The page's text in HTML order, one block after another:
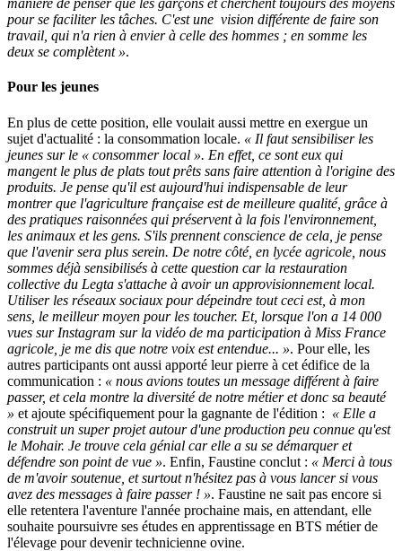
manière de penser que les garçons et cherchent toujours des moyens
pour se faciliter les tâches. C'est une vision différente de faire son
travail, qui n'a rien à envier à celle des hommes ; en somme les
deux se complètent ».
Pour les jeunes
En plus de cette position, elle voulait aussi mettre en exergue un
sujet d'actualité : la consommation locale. « Il faut sensibiliser les
jeunes sur le « consommer local ». En effet, ce sont eux qui
mangent le plus de plats tout prêts sans faire attention à l'origine des
produits. Je pense qu'il est aujourd'hui indispensable de leur
montrer que l'agriculture française est de meilleure qualité, grâce à
des pratiques raisonnées qui préservent à la fois l'environnement,
les animaux et les gens. S'ils prennent conscience de cela, je pense
que l'avenir sera plus serein. De notre côté, en lycée agricole, nous
sommes déjà sensibilisés à cette question car la restauration
collective du Legta s'attache à avoir un approvisionnement local.
Utiliser les réseaux sociaux pour dépeindre tout ceci est, à mon
sens, le meilleur moyen pour les toucher. Et, lorsque l'on a 14 000
vues sur Instagram sur la vidéo de ma participation à Miss France
agricole, je me dis que notre voix est entendue... ». Pour elle, les
autres participants ont aussi apporté leur pierre à cet édifice de la
communication : « nous avions toutes un message différent à faire
passer, et cela montre la diversité de notre métier et donc sa beauté
» et ajoute spécifiquement pour la gagnante de l'édition : « Elle a
construit un super projet autour d'une production peu connue qu'est
le Mohair. Je trouve cela génial car elle a su se démarquer et
défendre son point de vue ». Enfin, Faustine conclut : « Merci à tous
de m'avoir soutenue, et surtout n'hésitez pas à vous lancer si vous
avez des messages à faire passer ! ». Faustine ne sait pas encore si
elle retentera l'aventure l'année prochaine mais, en attendant, elle
souhaite poursuivre ses études en apprentissage en BTS métier de
l'élevage pour devenir technicienne ovine.